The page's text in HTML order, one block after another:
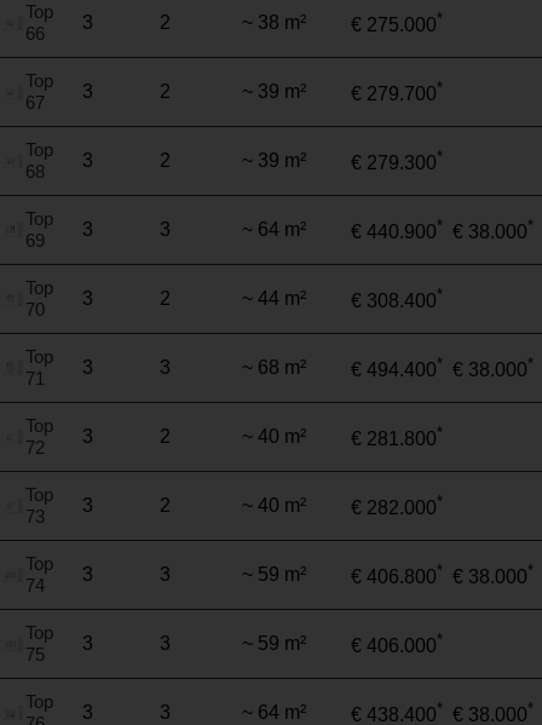
Top
66
3 2 ~ 38 m² € 275.000*
Top
67
3 2 ~ 39 m² € 279.700*
Top
68
3 2 ~ 39 m² € 279.300*
Top
69
3 3 ~ 64 m² € 440.900* € 38.000*
Top
70
3 2 ~ 44 m² € 308.400*
Top
71
3 3 ~ 68 m² € 494.400* € 38.000*
Top
72
3 2 ~ 40 m² € 281.800*
Top
73
3 2 ~ 40 m² € 282.000*
Top
74
3 3 ~ 59 m² € 406.800* € 38.000*
Top
75
3 3 ~ 59 m² € 406.000*
Top
3 3 ~ 64 m² € 438.400* € 38.000*